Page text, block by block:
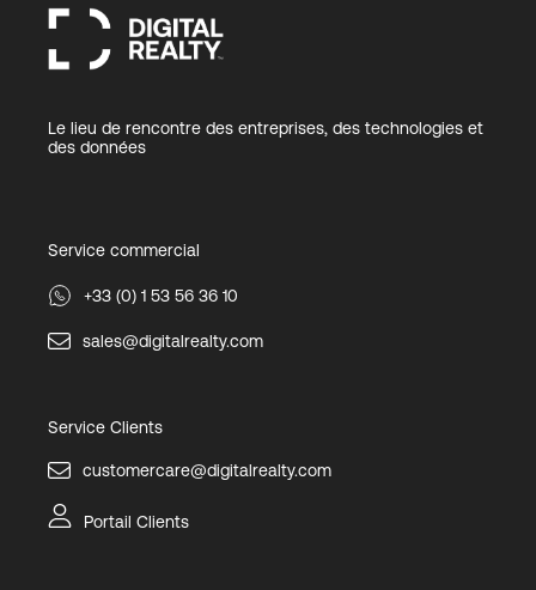
Le lieu de rencontre des entreprises, des technologies et
des données
Service commercial
+33 (0) 1 53 56 36 10
sales@digitalrealty.com
Service Clients
customercare@digitalrealty.com
Portail Clients